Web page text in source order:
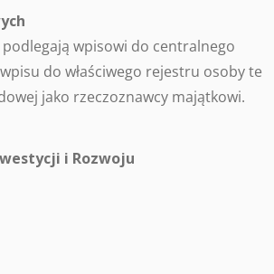
wpisowi do centralnego
do właściwego rejestru osoby te
jako rzeczoznawcy majątkowi.
i Rozwoju